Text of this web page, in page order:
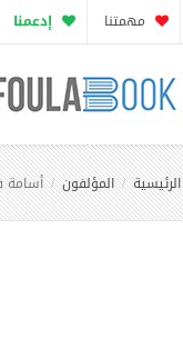
مهمتنا إدعمنا
الرئيسية المؤلفون أسامة